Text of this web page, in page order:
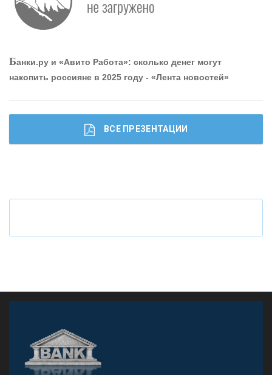
привлечь и удержать персонал - «Интервью»
Что будет с наличными деньгами при цифровом
Банки.ру и «Авито Работа»: сколько денег могут
накопить россияне в 2025 году - «Лента новостей»
ВСЕ ПРЕЗЕНТАЦИИ